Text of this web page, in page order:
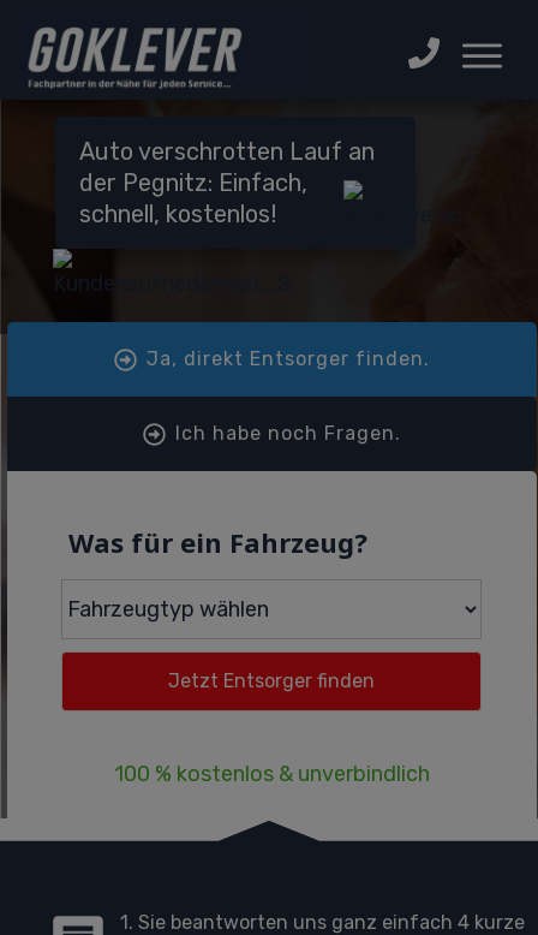
Auto verschrotten Lauf an
der Pegnitz: Einfach,
schnell, kostenlos!
Ja, direkt Entsorger finden.
Ich habe noch Fragen.
Was für ein Fahrzeug?
100 % kostenlos & unverbindlich
1. Sie beantworten uns ganz einfach 4 kurze